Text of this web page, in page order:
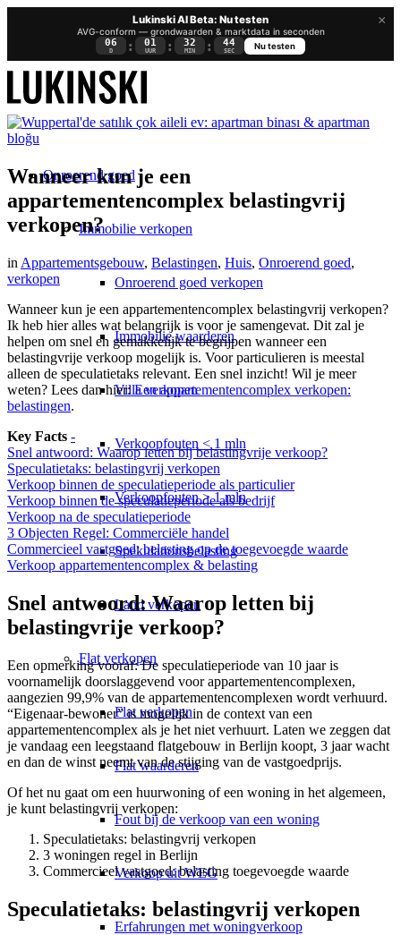
×
Lukinski AI Beta: Nu testen
AVG-conform — grondwaarden & marktdata in seconden
06
D : 01
UUR : 32
MIN : 44
SEC
Nu testen
Onroerend goed
Immobilie verkopen
Onroerend goed verkopen
Immobilie waarderen
Villa verkopen
Verkoopfouten < 1 mln
Verkoopfouten > 1 mln
Spekulationsbelasting
Land verkopen
Flat verkopen
Flat verkopen
Flat waarderen
Fout bij de verkoop van een woning
Verkoop uit WEG
Erfahrungen met woningverkoop
Wanneer kun je een
appartementencomplex belastingvrij
verkopen?
in Appartementsgebouw, Belastingen, Huis, Onroerend goed,
verkopen
Wanneer kun je een appartementencomplex belastingvrij verkopen?
Ik heb hier alles wat belangrijk is voor je samengevat. Dit zal je
helpen om snel en gemakkelijk te begrijpen wanneer een
belastingvrije verkoop mogelijk is. Voor particulieren is meestal
alleen de speculatietaks relevant. Een snel inzicht! Wil je meer
weten? Lees dan hier:Een appartementencomplex verkopen:
belastingen.
Key Facts -
Snel antwoord: Waarop letten bij belastingvrije verkoop?
Speculatietaks: belastingvrij verkopen
Verkoop binnen de speculatieperiode als particulier
Verkoop binnen de speculatieperiode als bedrijf
Verkoop na de speculatieperiode
3 Objecten Regel: Commerciële handel
Commercieel vastgoed: belasting op de toegevoegde waarde
Verkoop appartementencomplex & belasting
Snel antwoord: Waarop letten bij
belastingvrije verkoop?
Een opmerking vooraf: De speculatieperiode van 10 jaar is
voornamelijk doorslaggevend voor appartementencomplexen,
aangezien 99,9% van de appartementencomplexen wordt verhuurd.
“Eigenaar-bewoner” is mogelijk in de context van een
appartementencomplex als je het niet verhuurt. Laten we zeggen dat
je vandaag een leegstaand flatgebouw in Berlijn koopt, 3 jaar wacht
en dan de winst neemt van de stijging van de vastgoedprijs.
Of het nu gaat om een huurwoning of een woning in het algemeen,
je kunt belastingvrij verkopen:
Speculatietaks: belastingvrij verkopen
3 woningen regel in Berlijn
Commercieel vastgoed: belasting toegevoegde waarde
Speculatietaks: belastingvrij verkopen